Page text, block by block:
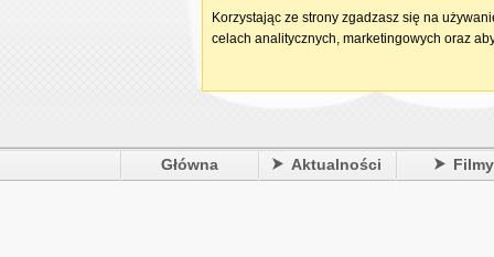
Główna Aktualności Filmy
Korzystając ze strony zgadzasz się na
celach analitycznych, marketingowych oraz